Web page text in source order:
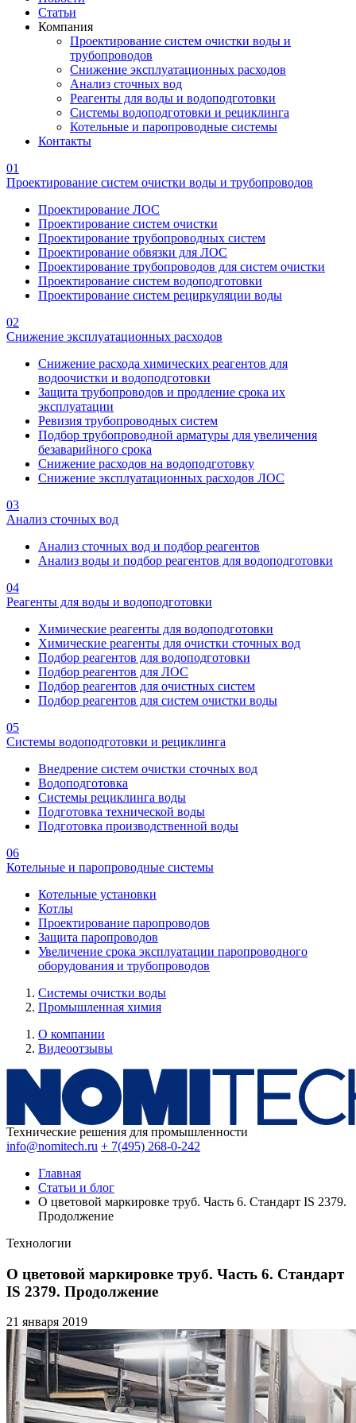
Статьи
Компания
Проектирование систем очистки воды и
трубопроводов
Снижение эксплуатационных расходов
Анализ сточных вод
Реагенты для воды и водоподготовки
Системы водоподготовки и рециклинга
Котельные и паропроводные системы
Контакты
01
Проектирование систем очистки воды и трубопроводов
Проектирование ЛОС
Проектирование систем очистки
Проектирование трубопроводных систем
Проектирование обвязки для ЛОС
Проектирование трубопроводов для систем очистки
Проектирование систем водоподготовки
Проектирование систем рециркуляции воды
02
Снижение эксплуатационных расходов
Снижение расхода химических реагентов для
водоочистки и водоподготовки
Защита трубопроводов и продление срока их
эксплуатации
Ревизия трубопроводных систем
Подбор трубопроводной арматуры для увеличения
безаварийного срока
Снижение расходов на водоподготовку
Снижение эксплуатационных расходов ЛОС
03
Анализ сточных вод
Анализ сточных вод и подбор реагентов
Анализ воды и подбор реагентов для водоподготовки
04
Реагенты для воды и водоподготовки
Химические реагенты для водоподготовки
Химические реагенты для очистки сточных вод
Подбор реагентов для водоподготовки
Подбор реагентов для ЛОС
Подбор реагентов для очистных систем
Подбор реагентов для систем очистки воды
05
Системы водоподготовки и рециклинга
Внедрение систем очистки сточных вод
Водоподготовка
Системы рециклинга воды
Подготовка технической воды
Подготовка производственной воды
06
Котельные и паропроводные системы
Котельные установки
Котлы
Проектирование паропроводов
Защита паропроводов
Увеличение срока эксплуатации паропроводного
оборудования и трубопроводов
Системы очистки воды
Промышленная химия
О компании
Видеоотзывы
Технические решения для промышленности
info@nomitech.ru + 7(495) 268-0-242
Главная
Статьи и блог
О цветовой маркировке труб. Часть 6. Стандарт IS 2379.
Продолжение
Технологии
О цветовой маркировке труб. Часть 6. Стандарт
IS 2379. Продолжение
21 января 2019